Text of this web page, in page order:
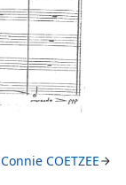
Connie COETZEE